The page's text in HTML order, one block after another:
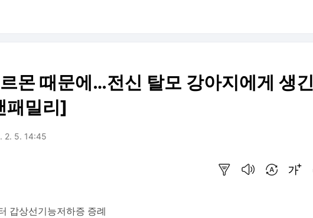
몬 때문에…전신 탈모 강아지에게 생긴
패밀리]
2. 5. 14:45
갑상선기능저하증 증례